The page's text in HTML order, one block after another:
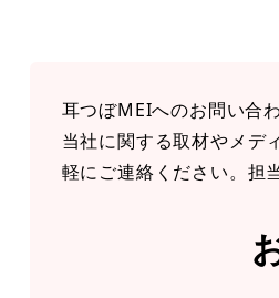
耳つぼMEIへのお問い合
当社に関する取材やメデ
軽にご連絡ください。担